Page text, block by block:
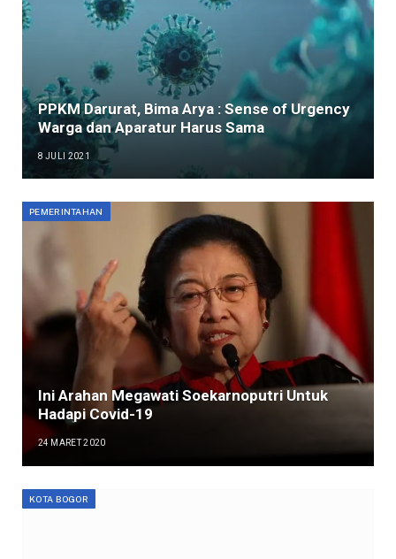
PPKM Darurat, Bima Arya : Sense of Urgency
Warga dan Aparatur Harus Sama
8 JULI 2021
PEMERINTAHAN
Ini Arahan Megawati Soekarnoputri Untuk
Hadapi Covid-19
24 MARET 2020
KOTA BOGOR